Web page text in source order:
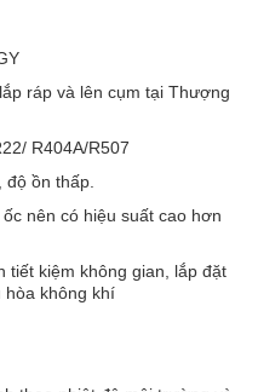
ráp và lên cụm tại Thượng
R404A/R507
ồn thấp.
nên có hiệu suất cao hơn
tiết kiệm không gian, lắp đặt
hòa không khí